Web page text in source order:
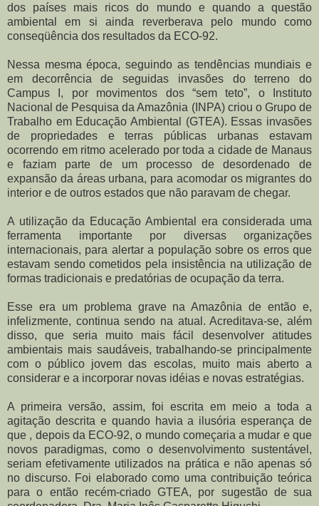
dos países mais ricos do mundo e quando a questão
ambiental em si ainda reverberava pelo mundo como
conseqüência dos resultados da ECO-92.
Nessa mesma época, seguindo as tendências mundiais e
em decorrência de seguidas invasões do terreno do
Campus I, por movimentos dos “sem teto”, o Instituto
Nacional de Pesquisa da Amazônia (INPA) criou o Grupo de
Trabalho em Educação Ambiental (GTEA). Essas invasões
de propriedades e terras públicas urbanas estavam
ocorrendo em ritmo acelerado por toda a cidade de Manaus
e faziam parte de um processo de desordenado de
expansão da áreas urbana, para acomodar os migrantes do
interior e de outros estados que não paravam de chegar.
A utilização da Educação Ambiental era considerada uma
ferramenta importante por diversas organizações
internacionais, para alertar a população sobre os erros que
estavam sendo cometidos pela insistência na utilização de
formas tradicionais e predatórias de ocupação da terra.
Esse era um problema grave na Amazônia de então e,
infelizmente, continua sendo na atual. Acreditava-se, além
disso, que seria muito mais fácil desenvolver atitudes
ambientais mais saudáveis, trabalhando-se principalmente
com o público jovem das escolas, muito mais aberto a
considerar e a incorporar novas idéias e novas estratégias.
A primeira versão, assim, foi escrita em meio a toda a
agitação descrita e quando havia a ilusória esperança de
que , depois da ECO-92, o mundo começaria a mudar e que
novos paradigmas, como o desenvolvimento sustentável,
seriam efetivamente utilizados na prática e não apenas só
no discurso. Foi elaborado como uma contribuição teórica
para o então recém-criado GTEA, por sugestão de sua